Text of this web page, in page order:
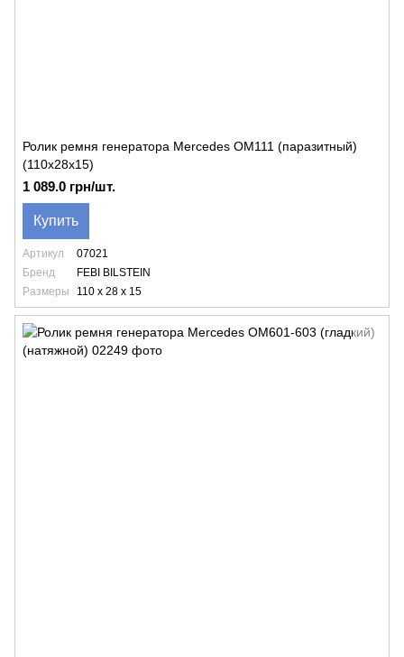
Ролик ремня генератора Mercedes OM111 (паразитный)
(110x28x15)
1 089.0 грн/шт.
Купить
Артикул
07021
Бренд
FEBI BILSTEIN
Размеры
110 x 28 x 15